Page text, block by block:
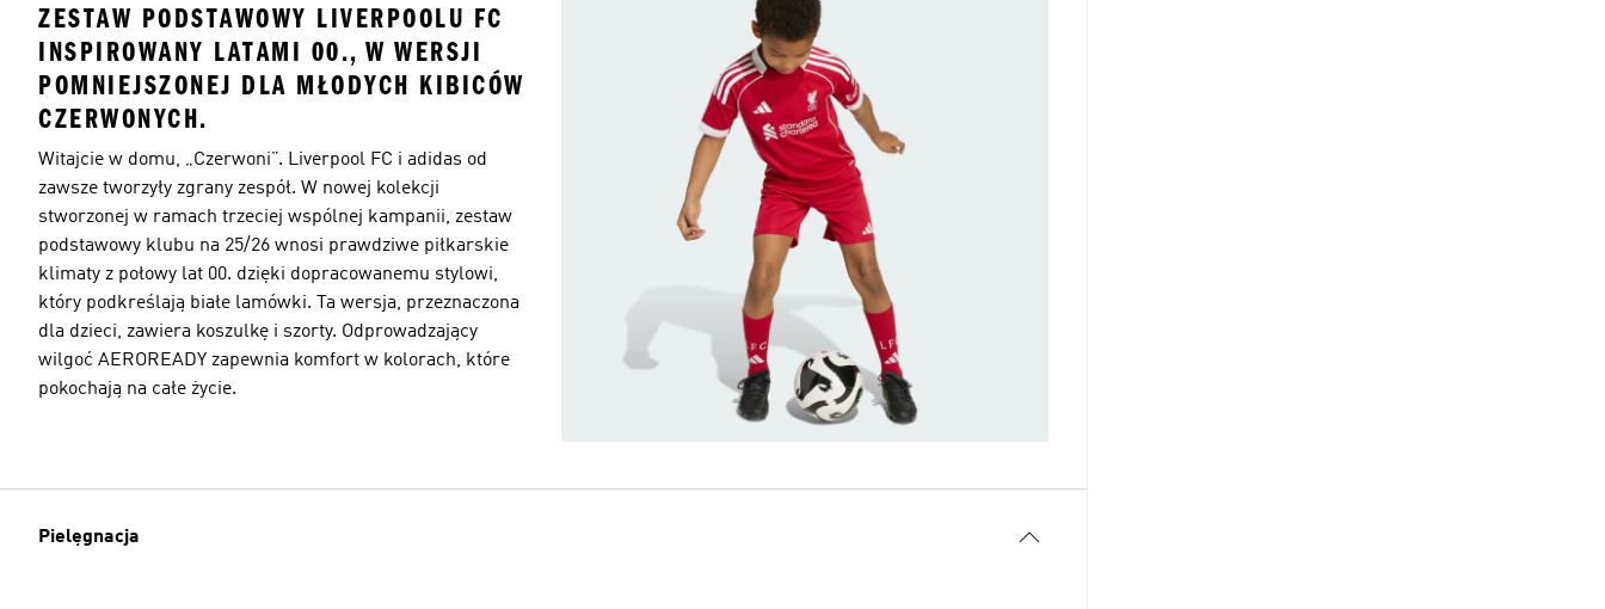
ZESTAW PODSTAWOWY LIVERPOOLU FC
INSPIROWANY LATAMI 00., W WERSJI
POMNIEJSZONEJ DLA MŁODYCH KIBICÓW
CZERWONYCH.
Witajcie w domu, „Czerwoni”. Liverpool FC i adidas od
zawsze tworzyły zgrany zespół. W nowej kolekcji
stworzonej w ramach trzeciej wspólnej kampanii, zestaw
podstawowy klubu na 25/26 wnosi prawdziwe piłkarskie
klimaty z połowy lat 00. dzięki dopracowanemu stylowi,
który podkreślają białe lamówki. Ta wersja, przeznaczona
dla dzieci, zawiera koszulkę i szorty. Odprowadzający
wilgoć AEROREADY zapewnia komfort w kolorach, które
pokochają na całe życie.
Pielęgnacja